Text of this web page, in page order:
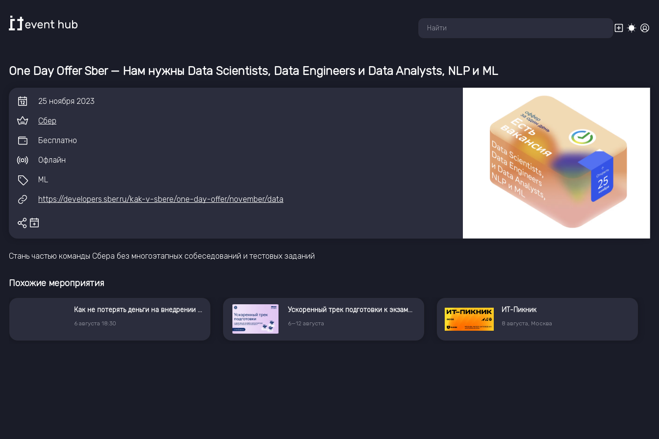
One Day Offer Sber — Нам нужны Data Scientists, Data Engineers и Data Analysts, NLP и ML
25 ноября 2023
Сбер
Бесплатно
Офлайн
ML
https://developers.sber.ru/kak-v-sbere/one-day-offer/november/data
Стань частью команды Сбера без многоэтапных собеседований и тестовых заданий
Похожие мероприятия
Как не потерять деньги на внедрении ГенИИ
6 августа 18:30
Ускоренный трек подготовки к экзамену в магистратуру «Искусственный интеллект»
6—12 августа
ИТ-Пикник
8 августа Москва